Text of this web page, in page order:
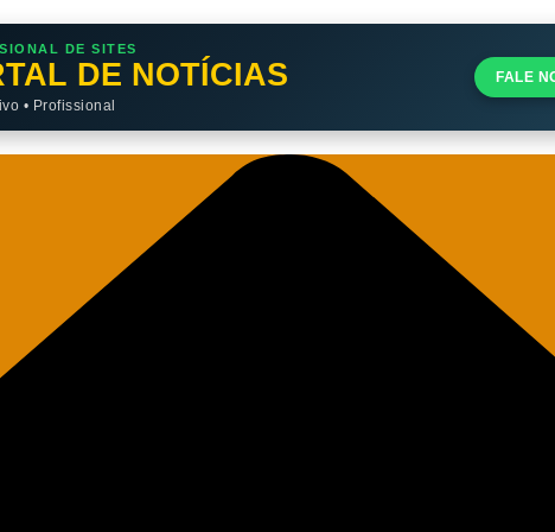
DE SITES
DE NOTÍCIAS
• Profissional
FALE